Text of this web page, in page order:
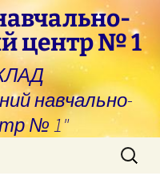
центр № 1
навчально-
№ 1"
Пошук: